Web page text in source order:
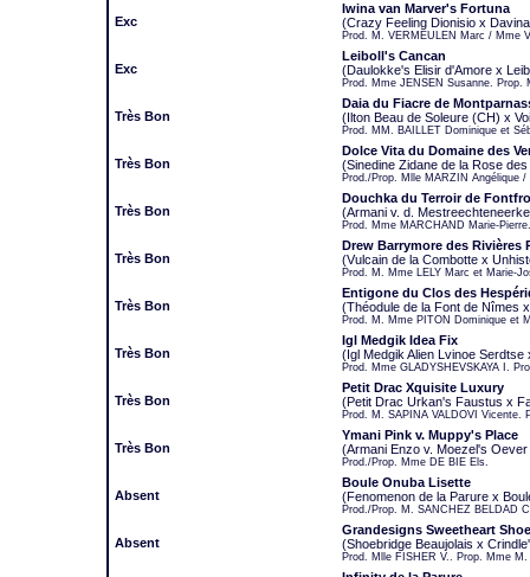
Exc
Iwina van Marver's Fortuna
(Crazy Feeling Dionisio x
Prod. M. VERMEULEN Marc / Mme
Exc
Leiboll's Cancan
(Daulokke's Elisir d'Amore x
Prod. Mme JENSEN Susanne. Prop.
Très Bon
Daia du Fiacre de
(Ilton Beau de Soleure (CH) x
Prod. MM. BAILLET Dominique et
Très Bon
Dolce Vita du Domaine des
(Sinedine Zidane de la Rose
Prod./Prop. Mlle MARZIN Angélique
Très Bon
Douchka du Terroir de
(Armani v. d.
Prod. Mme MARCHAND Marie-
Très Bon
Drew Barrymore des Rivières
(Vulcain de la Combotte x
Prod. M. Mme LELY Marc et Marie-
Très Bon
Entigone du Clos des
(Théodule de la Font de Nîmes
Prod. M. Mme PITON Dominique et
Très Bon
Igl Medgik Idea Fix
(Igl Medgik Alien Lvinoe
Prod. Mme GLADYSHEVSKAYA I.
Très Bon
Petit Drac Xquisite Luxury
(Petit Drac Urkan's Faustus x
Prod. M. SAPINA VALDOVI Vicente.
Très Bon
Ymani Pink v. Muppy's Place
(Armani Enzo v. Moezel's
Prod./Prop. Mme DE BIE Els.
Absent
Boule Onuba Lisette
(Fenomenon de la Parure x
Prod./Prop. M. SANCHEZ BELDAD
Absent
Grandesigns Sweetheart
(Shoebridge Beaujolais x
Prod. Mlle FISHER V.. Prop. Mme